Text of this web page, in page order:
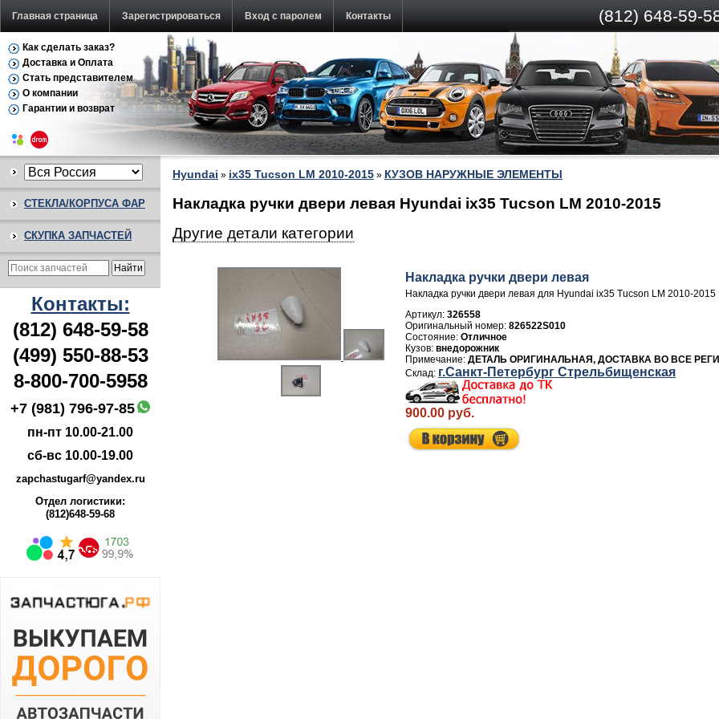
Главная страница Зарегистрироваться Вход с паролем Контакты (812) 648-59-
Как сделать заказ?
Доставка и Оплата
Стать представителем
О компании
Гарантии и возврат
СТЕКЛА/КОРПУСА ФАР
СКУПКА ЗАПЧАСТЕЙ
Контакты:
(812) 648-59-58
(499) 550-88-53
8-800-700-5958
+7 (981) 796-97-85
пн-пт 10.00-21.00
сб-вс 10.00-19.00
zapchastugarf@yandex.ru
Отдел логистики:
(812)648-59-68
Hyundai » ix35 Tucson LM 2010-2015 » КУЗОВ НАРУЖНЫЕ ЭЛЕМЕНТЫ
Накладка ручки двери левая Hyundai ix35 Tucson LM 2010-2015
Другие детали категории
Накладка ручки двери левая
Накладка ручки двери левая для Hyundai ix35 Tucson LM 2010-2015
Артикул: 326558
826522S010
Отличное
внедорожник
ДЕТАЛЬ ОРИГИНАЛЬНАЯ, ДОСТАВКА ВО ВСЕ
г.Санкт-Петербург Стрельбищенская
900.00 руб.